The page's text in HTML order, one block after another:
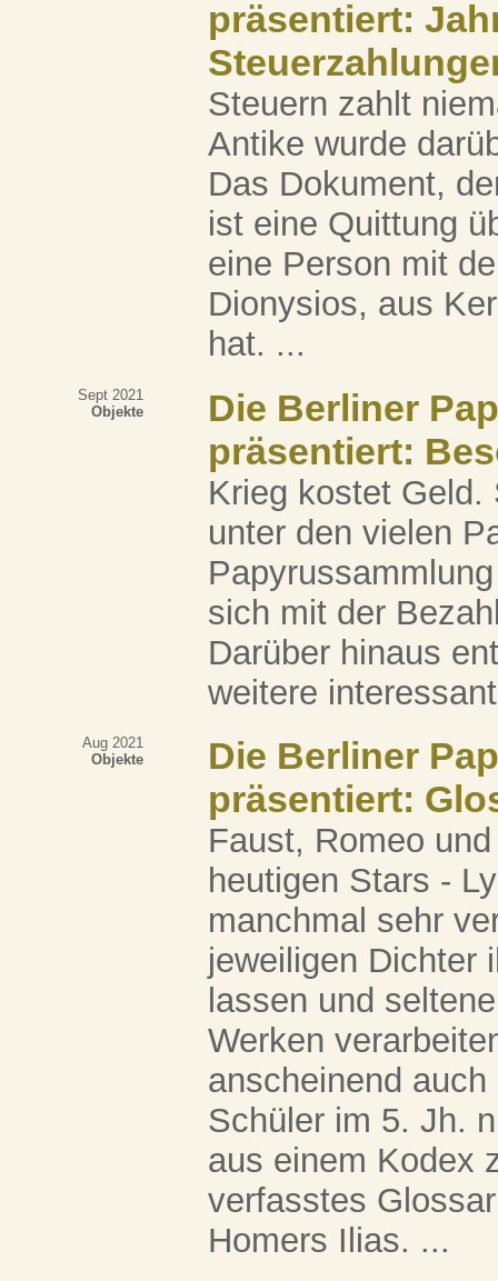
präsentiert:
Steuern zahlt
Antike wurde
Das Dokument,
ist eine Quittung
eine Person mit
Dionysios, aus
hat. ...
Sept 2021
Objekte
Die Berliner
präsentiert:
Krieg kostet
unter den vielen
sich mit der
Darüber hinaus
weitere
Aug 2021
Objekte
Die Berliner
präsentiert:
Faust, Romeo
heutigen Stars -
manchmal sehr
jeweiligen Dichter
lassen und
Werken
anscheinend
Schüler im 5. Jh.
aus einem Kodex
verfasstes
Homers Ilias. ...